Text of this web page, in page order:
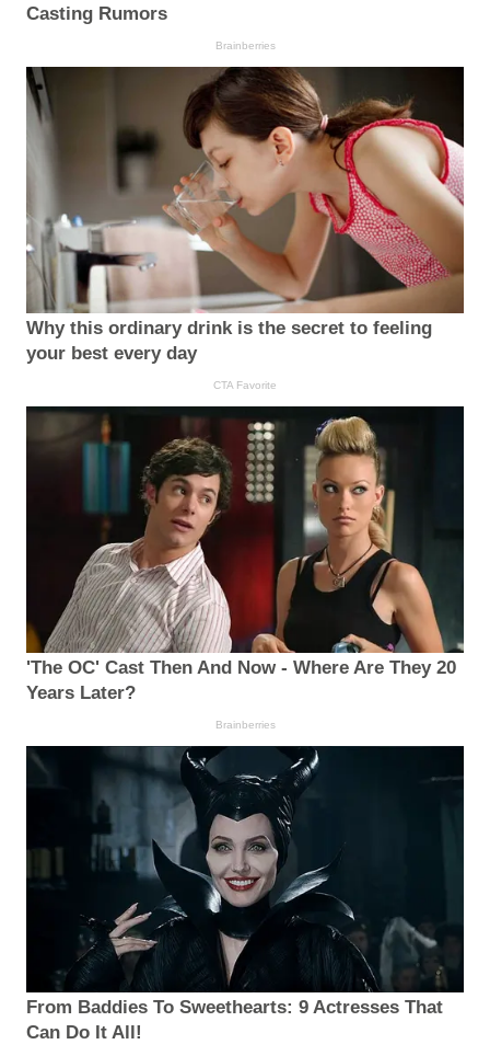
Casting Rumors
Brainberries
Why this ordinary drink is the secret to feeling
your best every day
CTA Favorite
'The OC' Cast Then And Now - Where Are They 20
Years Later?
Brainberries
From Baddies To Sweethearts: 9 Actresses That
Can Do It All!